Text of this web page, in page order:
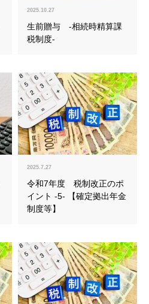
2025.10.27
生前贈与 -相続時精算課
税制度-
2025.7.27
令和7年度 税制改正のポ
イント -5- 【確定拠出年金
制度等】